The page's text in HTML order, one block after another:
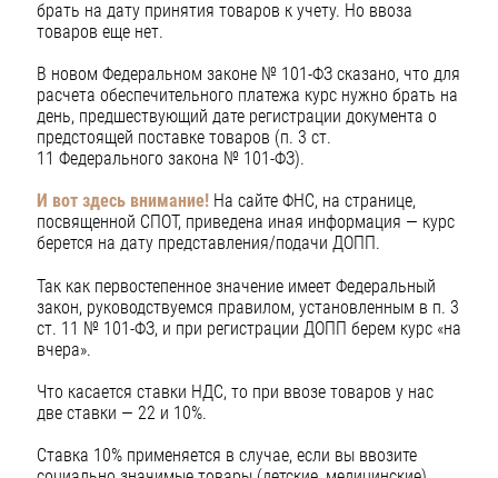
брать на дату принятия товаров к учету. Но ввоза
товаров еще нет.
В новом Федеральном законе № 101-ФЗ сказано, что для
расчета обеспечительного платежа курс нужно брать на
день, предшествующий дате регистрации документа о
предстоящей поставке товаров (п. 3 ст.
11 Федерального закона № 101-ФЗ).
И вот здесь внимание! На сайте ФНС, на странице,
посвященной СПОТ, приведена иная информация — курс
берется на дату представления/подачи ДОПП.
Так как первостепенное значение имеет Федеральный
закон, руководствуемся правилом, установленным в п. 3
ст. 11 № 101-ФЗ, и при регистрации ДОПП берем курс «на
вчера».
Что касается ставки НДС, то при ввозе товаров у нас
две ставки — 22 и 10%.
Ставка 10% применяется в случае, если вы ввозите